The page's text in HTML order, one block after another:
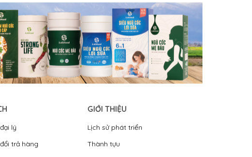
lý
trả hàng
GIỚI THIỆU
Lịch sử phát triển
Thành tựu